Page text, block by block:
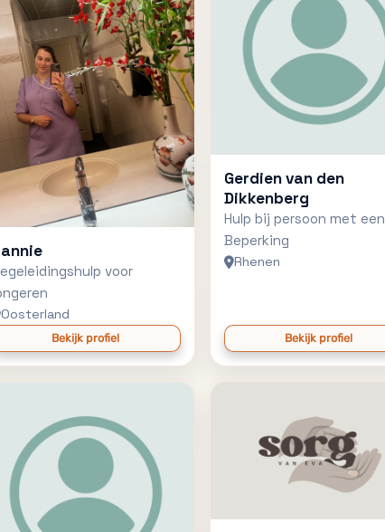
voor
Oosterland
Bekijk profiel
Gerdien van den
Dikkenberg
Hulp bij persoon met een
Beperking
Rhenen
Bekijk profiel